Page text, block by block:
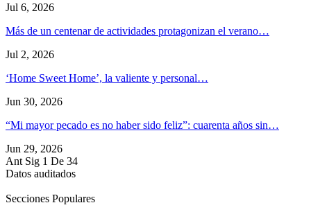
Jul 6, 2026
Más de un centenar de actividades protagonizan el verano…
Jul 2, 2026
‘Home Sweet Home’, la valiente y personal…
Jun 30, 2026
“Mi mayor pecado es no haber sido feliz”: cuarenta años sin…
Jun 29, 2026
Ant Sig 1 De 34
Datos auditados
Secciones Populares